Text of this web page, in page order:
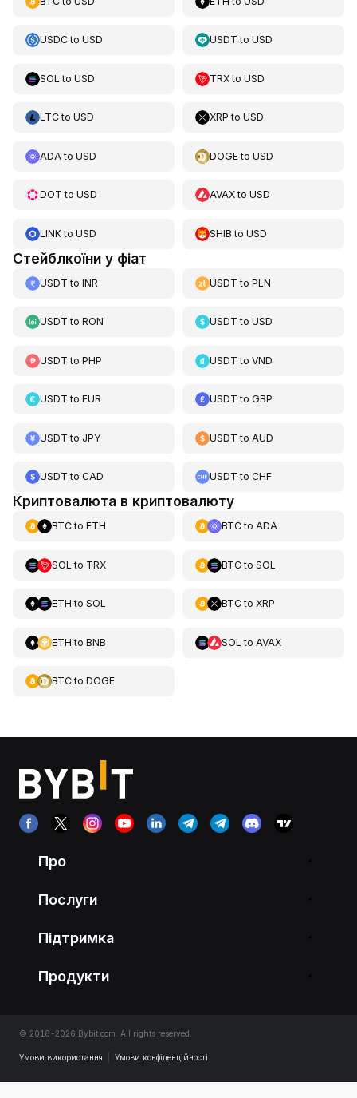
USDCto USD USDT toUSD
SOL to USD TRXtoUSD
LTCto USD XRP toUSD
ADA to USD DOGEtoUSD
DOT to USD AVAXtoUSD
LINKto USD SHIB toUSD
Стейблкоїни у фіат
USDT to INR USDT toPLN
USDT to RON USDT toUSD
USDT to PHP USDT toVND
USDT to EUR USDT toGBP
USDT to JPY USDT to AUD
USDT to CAD USDT toCHF
Криптовалюта в криптовалюту
BTCto ETH BTCto ADA
SOL to TRX BTCto SOL
ETH to SOL BTCto XRP
ETH to BNB SOL to AVAX
BTCto DOGE
Про
Послуги
Підтримка
Продукти
© 2018-2026 Bybit.com. All rights reserved.
Умови використання Умови конфіденційності